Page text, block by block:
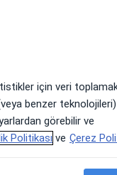
Paz,
9 Ağustos
Pzt,
10
için veri
benzer
görebilir ve
Politikası ve Çerez